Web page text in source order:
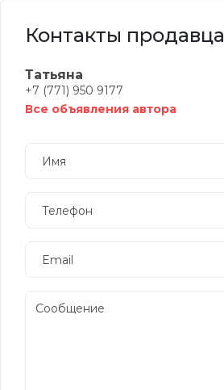
Контакты продавца
Татьяна
+7 (771) 950 9177
Все объявления автора